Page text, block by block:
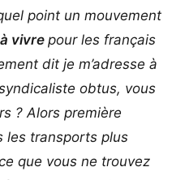
point un mouvement
vivrepour les français
dit je m’adresse à
obtus, vous
? Alors première
les transports plus
que vous ne trouvez